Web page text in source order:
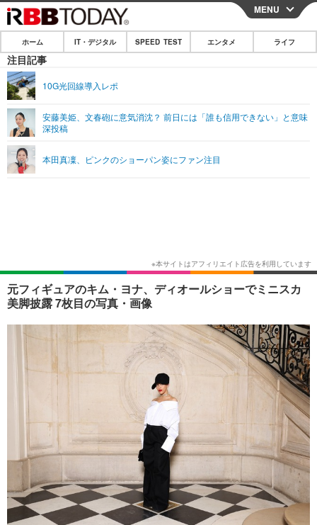
CLOSE
ホーム
IT・デジタル
ショッピング
SPEED TEST
エンタメ
エンタメTOP 映画・ドラマ
ショッピング その他
ライフ
MENU
ホーム IT・デジタル SPEED TEST エンタメ ライフ
注目記事
10G光回線導入レポ
安藤美姫、文春砲に意気消沈？ 前日には「誰も信用できない」と意味
深投稿
本田真凜、ピンクのショーパン姿にファン注目
元フィギュアのキム・ヨナ、ディオールショーでミニスカ
美脚披露 7枚目の写真・画像